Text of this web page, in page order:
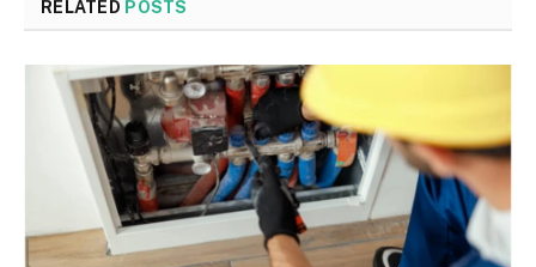
RELATED POSTS